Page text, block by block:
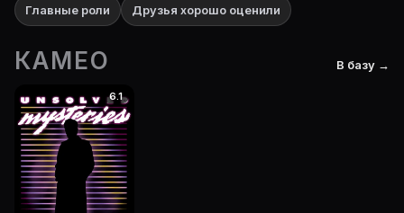
Главные роли Друзья хорошо оценили
КАМЕО В базу →
6.1